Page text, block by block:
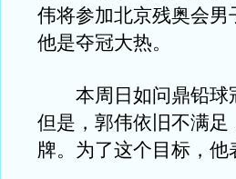
伟将参加北京残奥会
他是夺冠大热。
本周日如问鼎铅球
但是，郭伟依旧不满
牌。为了这个目标，